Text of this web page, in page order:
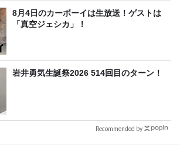
8月4日のカーボーイは生放送！ゲストは
「真空ジェシカ」！
岩井勇気生誕祭2026 514回目のターン！
Recommended by